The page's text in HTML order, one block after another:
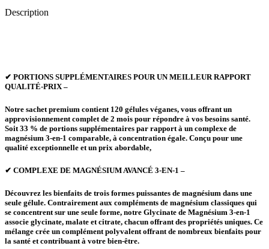
Description
✔ PORTIONS SUPPLÉMENTAIRES POUR UN MEILLEUR RAPPORT
QUALITÉ-PRIX –
Notre sachet premium contient 120 gélules véganes, vous offrant un
approvisionnement complet de 2 mois pour répondre à vos besoins santé.
Soit 33 % de portions supplémentaires par rapport à un complexe de
magnésium 3-en-1 comparable, à concentration égale. Conçu pour une
qualité exceptionnelle et un prix abordable,
✔ COMPLEXE DE MAGNÉSIUM AVANCÉ 3-EN-1 –
Découvrez les bienfaits de trois formes puissantes de magnésium dans une
seule gélule. Contrairement aux compléments de magnésium classiques qui
se concentrent sur une seule forme, notre Glycinate de Magnésium 3-en-1
associe glycinate, malate et citrate, chacun offrant des propriétés uniques. Ce
mélange crée un complément polyvalent offrant de nombreux bienfaits pour
la santé et contribuant à votre bien-être.